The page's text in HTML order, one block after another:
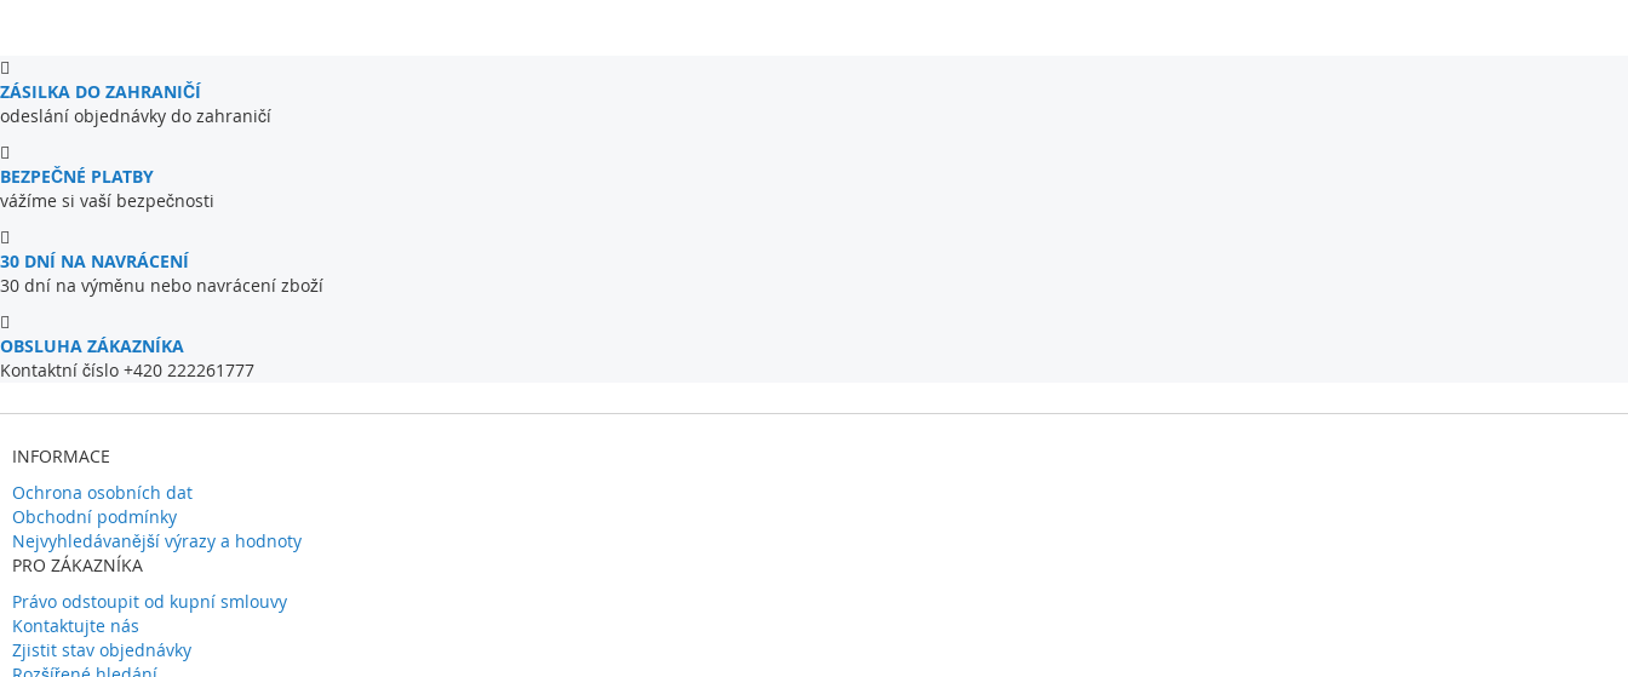
ZÁSILKA DO ZAHRANIČÍ
odeslání objednávky do zahraničí
BEZPEČNÉ PLATBY
vážíme si vaší bezpečnosti
30 DNÍ NA NAVRÁCENÍ
30 dní na výměnu nebo navrácení zboží
OBSLUHA ZÁKAZNÍKA
Kontaktní číslo +420 222261777
INFORMACE
Ochrona osobních dat
Obchodní podmínky
Nejvyhledávanější výrazy a hodnoty
PRO ZÁKAZNÍKA
Právo odstoupit od kupní smlouvy
Kontaktujte nás
Zjistit stav objednávky